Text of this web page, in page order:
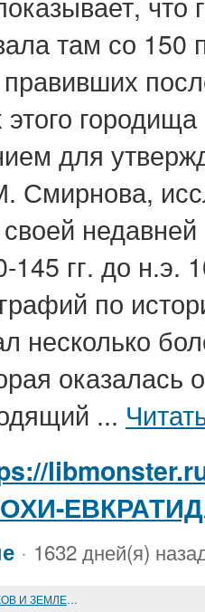
там со 150
этого
для
Смирнова,
145 гг. до н.э.
по
несколько
...
· 1632 дней(я)
ВЗАИМОДЕЙСТВИЕ КОЧЕВНИКОВ И ЗЕМЛЕДЕЛЬЦЕВ: АФРИКАНСКИЙ ВАРИАНТ